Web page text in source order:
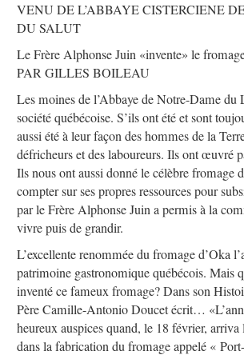
VENU DE L’ABBAYE CISTERCIENE
DU SALUT
Le Frère Alphonse Juin «invente» le
PAR GILLES BOILEAU
Les moines de l’Abbaye de Notre-Dame du
société québécoise. S’ils ont été et sont
aussi été à leur façon des hommes de la
défricheurs et des laboureurs. Ils ont œuvré
Ils nous ont aussi donné le célèbre fromage
compter sur ses propres ressources pour
par le Frère Alphonse Juin a permis à la
vivre puis de grandir.
L’excellente renommée du fromage d’Oka
patrimoine gastronomique québécois. Mais
inventé ce fameux fromage? Dans son
Père Camille-Antonio Doucet écrit…
heureux auspices quand, le 18 février,
dans la fabrication du fromage appelé «